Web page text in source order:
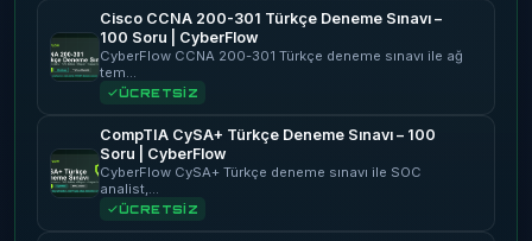
Cisco CCNA 200-301 Türkçe Deneme Sınavı –
100 Soru | CyberFlow
CyberFlow CCNA 200-301 Türkçe deneme sınavı ile ağ
tem…
ÜCRETSİZ
CompTIA CySA+ Türkçe Deneme Sınavı – 100
Soru | CyberFlow
CyberFlow CySA+ Türkçe deneme sınavı ile SOC
analist,…
ÜCRETSİZ